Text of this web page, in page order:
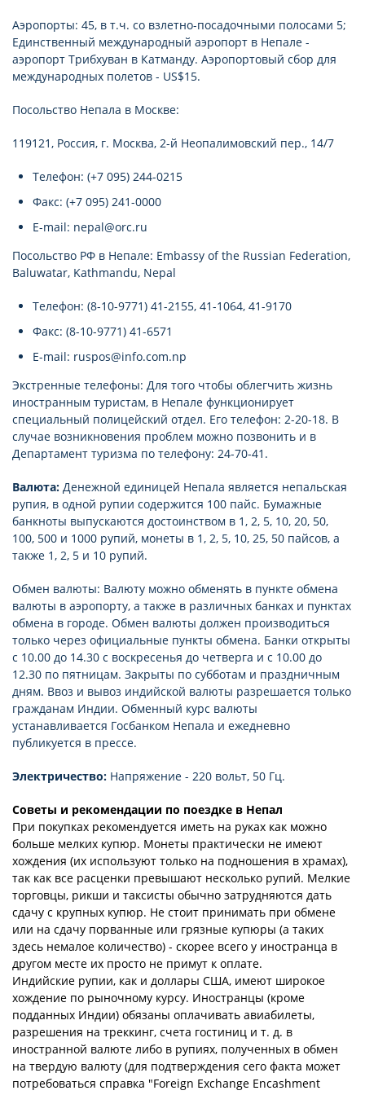
Аэропорты: 45, в т.ч. со взлетно-посадочными полосами 5;
Единственный международный аэропорт в Непале -
аэропорт Трибхуван в Катманду. Аэропортовый сбор для
международных полетов - US$15.
Посольство Непала в Москве:
119121, Россия, г. Москва, 2-й Неопалимовский пер., 14/7
Телефон: (+7 095) 244-0215
Факс: (+7 095) 241-0000
E-mail: nepal@orc.ru
Посольство РФ в Непале: Embassy of the Russian Federation,
Baluwatar, Kathmandu, Nepal
Телефон: (8-10-9771) 41-2155, 41-1064, 41-9170
Факс: (8-10-9771) 41-6571
E-mail: ruspos@info.com.np
Экстренные телефоны: Для того чтобы облегчить жизнь
иностранным туристам, в Непале функционирует
специальный полицейский отдел. Его телефон: 2-20-18. В
случае возникновения проблем можно позвонить и в
Департамент туризма по телефону: 24-70-41.
Валюта: Денежной единицей Непала является непальская
рупия, в одной рупии содержится 100 пайс. Бумажные
банкноты выпускаются достоинством в 1, 2, 5, 10, 20, 50,
100, 500 и 1000 рупий, монеты в 1, 2, 5, 10, 25, 50 пайсов, а
также 1, 2, 5 и 10 рупий.
Обмен валюты: Валюту можно обменять в пункте обмена
валюты в аэропорту, а также в различных банках и пунктах
обмена в городе. Обмен валюты должен производиться
только через официальные пункты обмена. Банки открыты
с 10.00 до 14.30 с воскресенья до четверга и с 10.00 до
12.30 по пятницам. Закрыты по субботам и праздничным
дням. Ввоз и вывоз индийской валюты разрешается только
гражданам Индии. Обменный курс валюты
устанавливается Госбанком Непала и ежедневно
публикуется в прессе.
Электричество: Напряжение - 220 вольт, 50 Гц.
Советы и рекомендации по поездке в Непал
При покупках рекомендуется иметь на руках как можно
больше мелких купюр. Монеты практически не имеют
хождения (их используют только на подношения в храмах),
так как все расценки превышают несколько рупий. Мелкие
торговцы, рикши и таксисты обычно затрудняются дать
сдачу с крупных купюр. Не стоит принимать при обмене
или на сдачу порванные или грязные купюры (а таких
здесь немалое количество) - скорее всего у иностранца в
другом месте их просто не примут к оплате.
Индийские рупии, как и доллары США, имеют широкое
хождение по рыночному курсу. Иностранцы (кроме
подданных Индии) обязаны оплачивать авиабилеты,
разрешения на треккинг, счета гостиниц и т. д. в
иностранной валюте либо в рупиях, полученных в обмен
на твердую валюту (для подтверждения сего факта может
потребоваться справка "Foreign Exchange Encashment